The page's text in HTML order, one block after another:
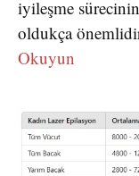
iyileşme
oldukça
Okuyun